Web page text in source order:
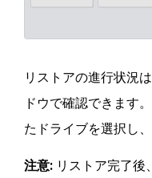
リストアの進行状況は
ドウで確認できます
たドライブを選択し
注意: リストア完了後